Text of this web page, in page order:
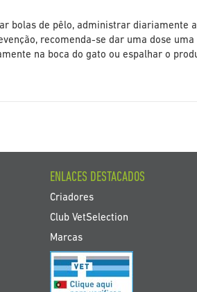
bolas de pêlo, administrar diariamente
recomenda-se dar uma dose
na boca do gato ou espalhar o
ENLACES DESTACADOS
Criadores
Club VetSelection
Marcas